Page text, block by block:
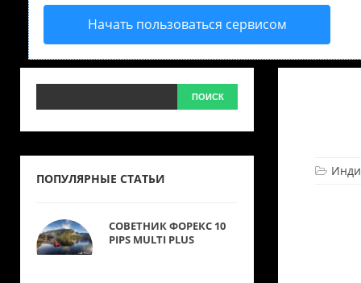
Начать пользоваться сервисом
ПОПУЛЯРНЫЕ СТАТЬИ
СОВЕТНИК ФОРЕКС 10
PIPS MULTI PLUS